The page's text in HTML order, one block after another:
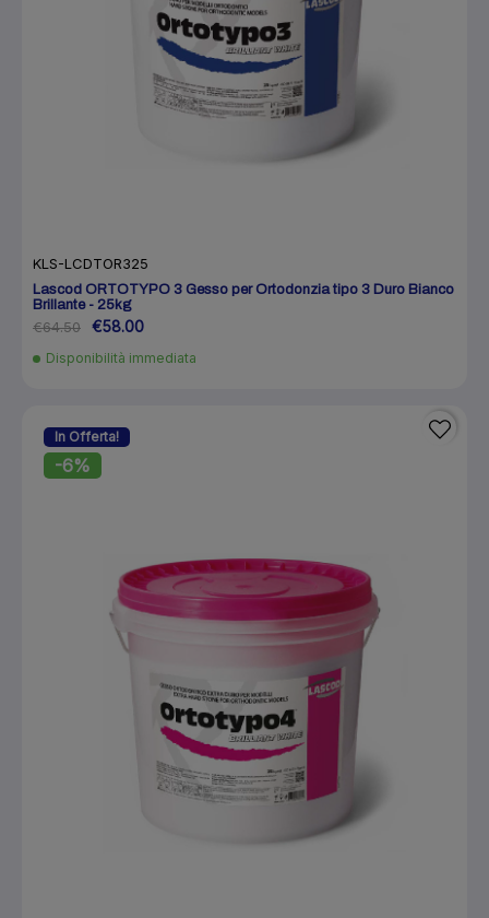
KLS-LCDTOR325
Lascod ORTOTYPO 3 Gesso per Ortodonzia tipo 3 Duro Bianco
Brillante - 25kg
€64.50 €58.00
Disponibilità immediata
In Offerta!
-6%